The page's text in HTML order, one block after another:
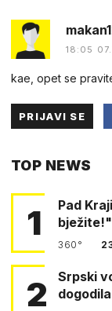
18:05
kae, opet se
PRIJAVI SE
TOP NEWS
1
Pad
bježite!"
360°
2
Srpski